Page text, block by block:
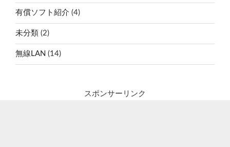
有償ソフト紹介 (4)
未分類 (2)
無線LAN (14)
スポンサーリンク